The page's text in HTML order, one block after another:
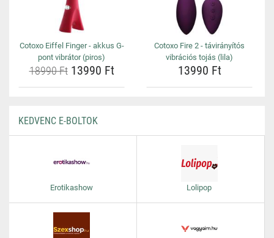
Cotoxo Eiffel Finger - akkus G-
pont vibrátor (piros)
18990 Ft13990 Ft
Cotoxo Fire 2 - távirányítós
vibrációs tojás (lila)
13990 Ft
KEDVENC E-BOLTOK
Erotikashow Lolipop